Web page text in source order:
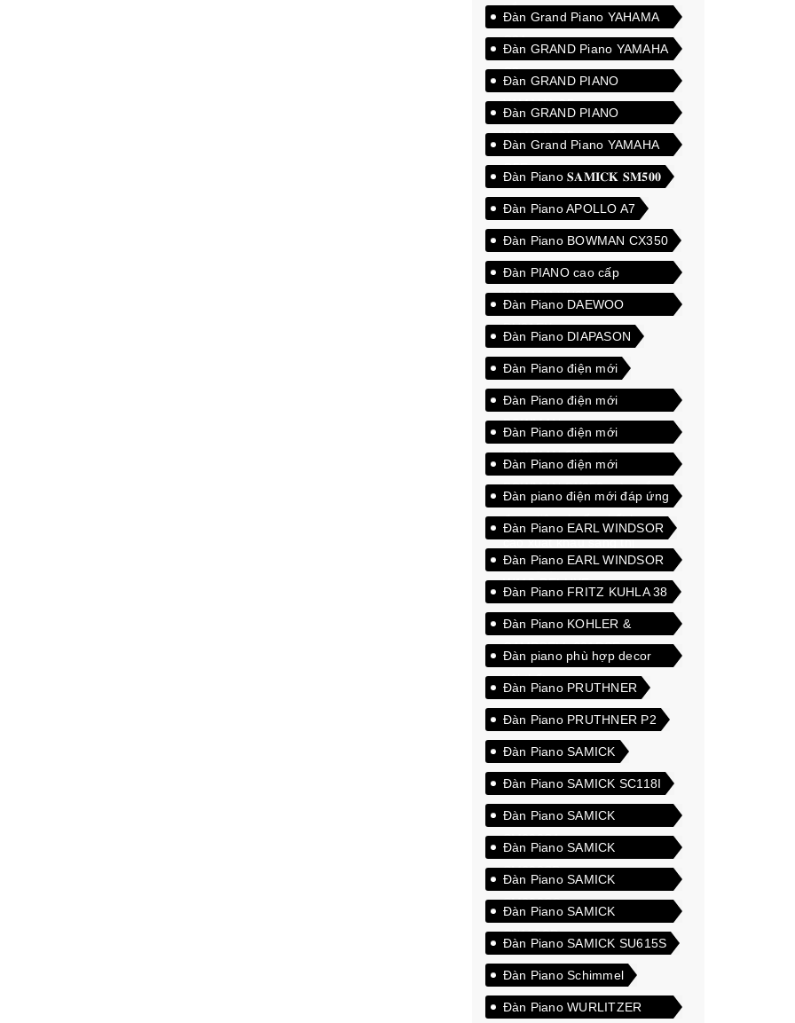
trắng
Đàn Grand Piano YAHAMA
C3A
Đàn GRAND Piano YAMAHA
C3
Đàn GRAND PIANO
YAMAHA C5
Đàn GRAND PIANO
YAMAHA C5 cao cấp
Đàn Grand Piano YAMAHA
G5E
Đàn Piano 𝐒𝐀𝐌𝐈𝐂𝐊 𝐒𝐌𝟓𝟎𝟎
Đàn Piano APOLLO A7
Đàn Piano BOWMAN CX350
Đàn PIANO cao cấp
YAMAHA YU3Wn
Đàn Piano DAEWOO
DU21EX
Đàn Piano DIAPASON
Đàn Piano điện mới
Đàn Piano điện mới
BOWMAN
Đàn Piano điện mới
BOWMAN CX250
Đàn Piano điện mới
BOWMAN CX350 màu trắng
Đàn piano điện mới đáp ứng
được tiêu chuẩn chất lượng
cao xuất khẩu sang thị
trường quốc tế
Đàn Piano EARL WINDSOR
Đàn Piano EARL WINDSOR
W112 DELUXE
Đàn Piano FRITZ KUHLA 38
Đàn Piano KOHLER &
CAMPBELL 601DSF
Đàn piano phù hợp decor
nội thất
Đàn Piano PRUTHNER
Đàn Piano PRUTHNER P2
Đàn Piano SAMICK
Đàn Piano SAMICK SC118I
Đàn Piano SAMICK
SM600SA
Đàn Piano SAMICK
SM600SB
Đàn Piano SAMICK
SM600SC
Đàn Piano SAMICK
SU118CP
Đàn Piano SAMICK SU615S
Đàn Piano Schimmel
Đàn Piano WURLITZER